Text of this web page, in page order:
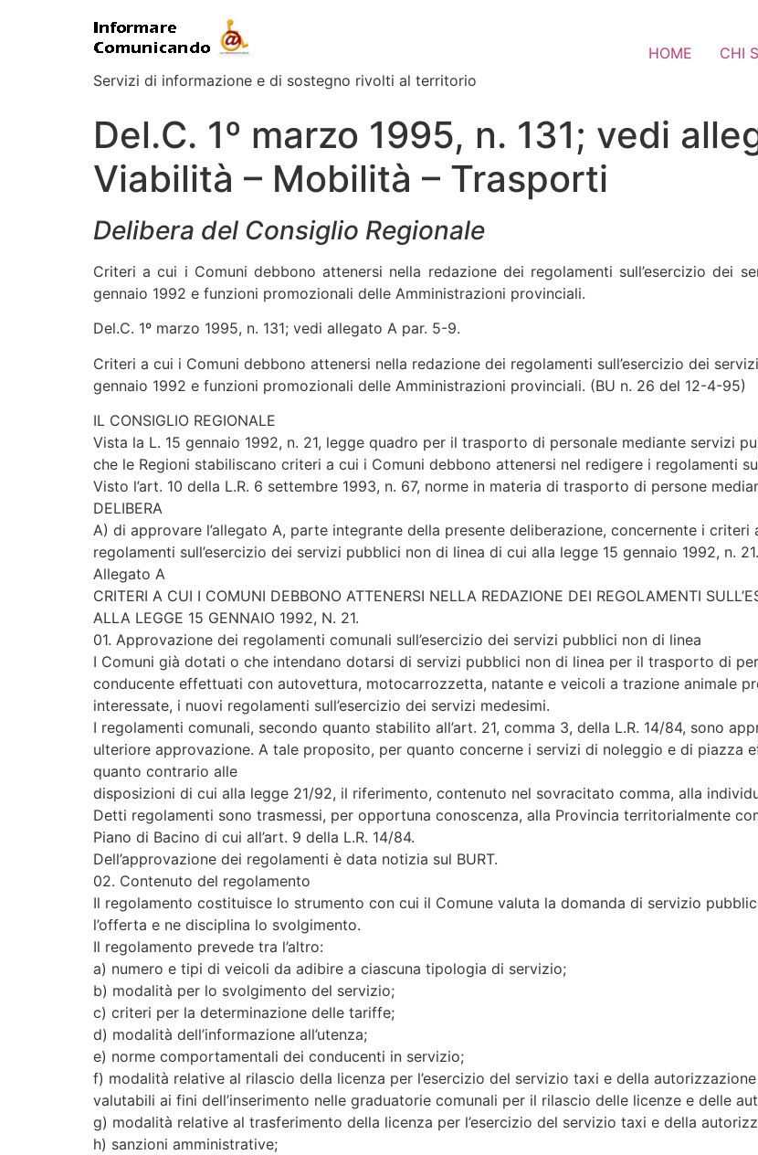
Servizi di informazione e di sostegno rivolti al territorio
HOME CHI
Del.C. 1º marzo 1995, n. 131; vedi
Viabilità – Mobilità – Trasporti
Delibera del Consiglio Regionale
Criteri a cui i Comuni debbono attenersi nella redazione dei regolamenti sull’esercizio dei
gennaio 1992 e funzioni promozionali delle Amministrazioni provinciali.
Del.C. 1º marzo 1995, n. 131; vedi allegato A par. 5-9.
Criteri a cui i Comuni debbono attenersi nella redazione dei regolamenti sull’esercizio dei
gennaio 1992 e funzioni promozionali delle Amministrazioni provinciali. (BU n. 26 del 12-4-95)
IL CONSIGLIO REGIONALE
Vista la L. 15 gennaio 1992, n. 21, legge quadro per il trasporto di personale mediante servizi
che le Regioni stabiliscano criteri a cui i Comuni debbono attenersi nel redigere i regolamenti
Visto l’art. 10 della L.R. 6 settembre 1993, n. 67, norme in materia di trasporto di persone
DELIBERA
A) di approvare l’allegato A, parte integrante della presente deliberazione, concernente i
regolamenti sull’esercizio dei servizi pubblici non di linea di cui alla legge 15 gennaio 1992, n. 21.
Allegato A
CRITERI A CUI I COMUNI DEBBONO ATTENERSI NELLA REDAZIONE DEI REGOLAMENTI
ALLA LEGGE 15 GENNAIO 1992, N. 21.
01. Approvazione dei regolamenti comunali sull’esercizio dei servizi pubblici non di linea
I Comuni già dotati o che intendano dotarsi di servizi pubblici non di linea per il trasporto di
conducente effettuati con autovettura, motocarrozzetta, natante e veicoli a trazione animale
interessate, i nuovi regolamenti sull’esercizio dei servizi medesimi.
I regolamenti comunali, secondo quanto stabilito all’art. 21, comma 3, della L.R. 14/84, sono
ulteriore approvazione. A tale proposito, per quanto concerne i servizi di noleggio e di piazza
quanto contrario alle
disposizioni di cui alla legge 21/92, il riferimento, contenuto nel sovracitato comma, alla
Detti regolamenti sono trasmessi, per opportuna conoscenza, alla Provincia territorialmente
Piano di Bacino di cui all’art. 9 della L.R. 14/84.
Dell’approvazione dei regolamenti è data notizia sul BURT.
02. Contenuto del regolamento
Il regolamento costituisce lo strumento con cui il Comune valuta la domanda di servizio
l’offerta e ne disciplina lo svolgimento.
Il regolamento prevede tra l’altro:
a) numero e tipi di veicoli da adibire a ciascuna tipologia di servizio;
b) modalità per lo svolgimento del servizio;
c) criteri per la determinazione delle tariffe;
d) modalità dell’informazione all’utenza;
e) norme comportamentali dei conducenti in servizio;
f) modalità relative al rilascio della licenza per l’esercizio del servizio taxi e della
valutabili ai fini dell’inserimento nelle graduatorie comunali per il rilascio delle licenze e delle
g) modalità relative al trasferimento della licenza per l’esercizio del servizio taxi e della
h) sanzioni amministrative;